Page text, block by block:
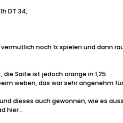
DT 34,
noch 1x spielen und dann
Saite ist jedoch orange in 1,25.
weben, das war sehr angenehm für
dieses auch gewonnen, wie es
hier...